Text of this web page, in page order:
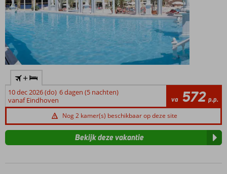
+
10 dec 2026 (do) 6 dagen (5 nachten)
vanaf Eindhoven
va 572 p.p.
Nog 2 kamer(s) beschikbaar op deze site
Bekijk deze vakantie